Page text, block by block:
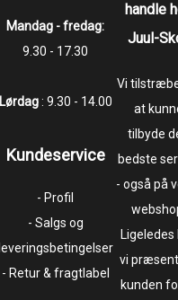
Mandag - fredag:
9.30 - 17.30
Lørdag: 9.30 - 14.00
Kundeservice
- Profil
- Salgs og
leveringsbetingelser
- Retur & fragtlabel
handle
Juul-
Vi
at
tilbyde
bedste
- også på
Ligeledes
vi
kunden